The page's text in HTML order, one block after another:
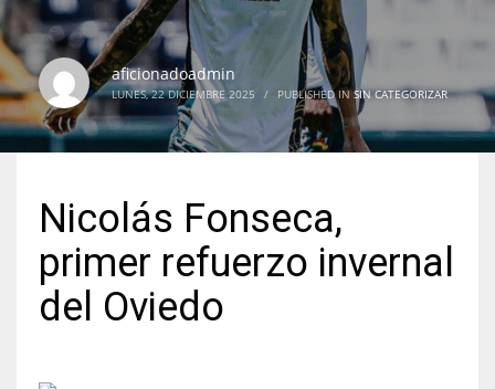
aficionadoadmin
LUNES, 22 DICIEMBRE 2025 / PUBLISHED INSIN CATEGORIZAR
Nicolás Fonseca,
primer refuerzo invernal
del Oviedo